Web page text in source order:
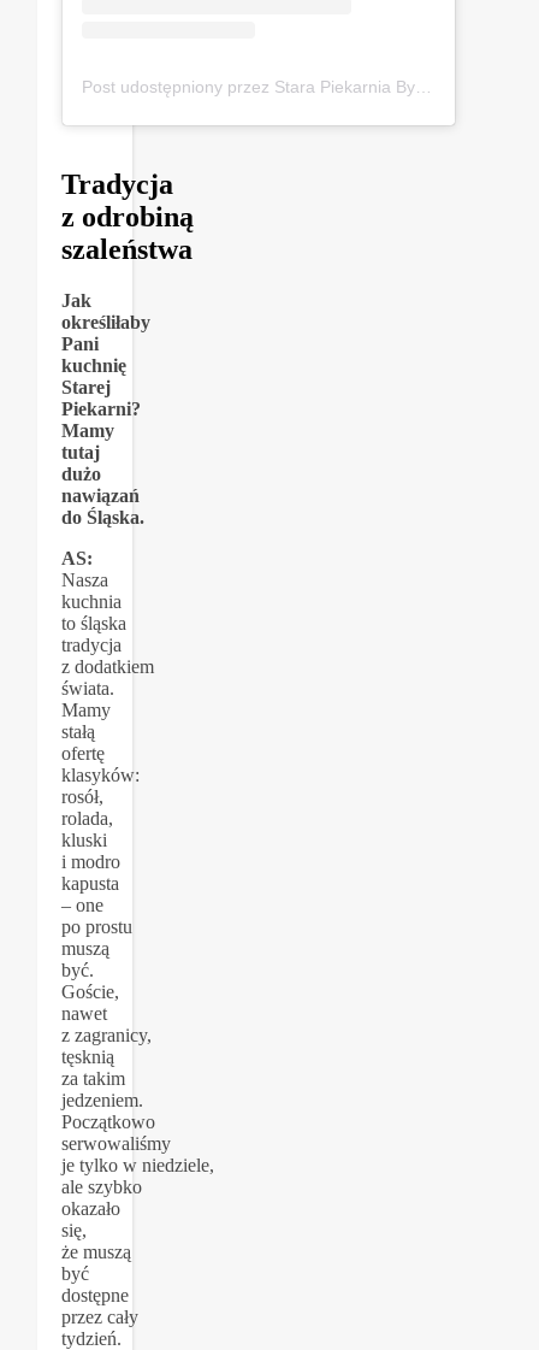
Tradycja
z odrobiną
szaleństwa
Jak
określiłaby
Pani
kuchnię
Starej
Piekarni?
Mamy
tutaj
dużo
nawiązań
do Śląska.
AS:
Nasza
kuchnia
to śląska
tradycja
z dodatkiem
świata.
Mamy
stałą
ofertę
klasyków:
rosół,
rolada,
kluski
i modro
kapusta
– one
po prostu
muszą
być.
Goście,
nawet
z zagranicy,
tęsknią
za takim
jedzeniem.
Początkowo
serwowaliśmy
je tylko w niedziele,
ale szybko
okazało
się,
że muszą
być
dostępne
przez cały
tydzień.